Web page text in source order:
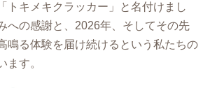
トキメキクラッカー」と名付けまし
への感謝と、2026年、そしてその先
鳴る体験を届け続けるという私たちの
ます。